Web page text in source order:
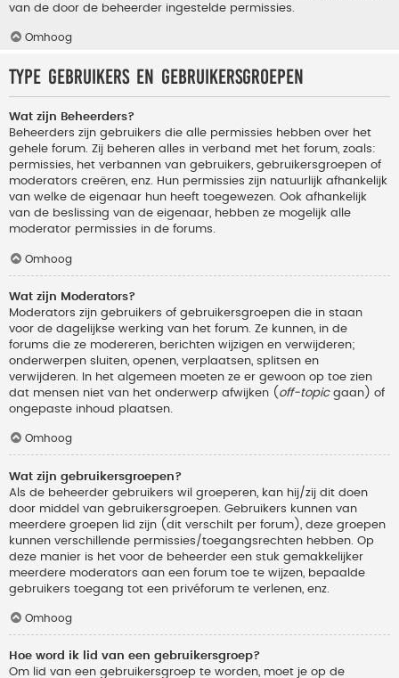
van de door de beheerder ingestelde permissies.
Omhoog
Type gebruikers en gebruikersgroepen
Wat zijn Beheerders?
Beheerders zijn gebruikers die alle permissies hebben over het
gehele forum. Zij beheren alles in verband met het forum, zoals:
permissies, het verbannen van gebruikers, gebruikersgroepen of
moderators creëren, enz. Hun permissies zijn natuurlijk afhankelijk
van welke de eigenaar hun heeft toegewezen. Ook afhankelijk
van de beslissing van de eigenaar, hebben ze mogelijk alle
moderator permissies in de forums.
Omhoog
Wat zijn Moderators?
Moderators zijn gebruikers of gebruikersgroepen die in staan
voor de dagelijkse werking van het forum. Ze kunnen, in de
forums die ze modereren, berichten wijzigen en verwijderen;
onderwerpen sluiten, openen, verplaatsen, splitsen en
verwijderen. In het algemeen moeten ze er gewoon op toe zien
dat mensen niet van het onderwerp afwijken ( off-topicgaan) of
ongepaste inhoud plaatsen.
Omhoog
Wat zijn gebruikersgroepen?
Als de beheerder gebruikers wil groeperen, kan hij/zij dit doen
door middel van gebruikersgroepen. Gebruikers kunnen van
meerdere groepen lid zijn (dit verschilt per forum), deze groepen
kunnen verschillende permissies/toegangsrechten hebben. Op
deze manier is het voor de beheerder een stuk gemakkelijker
meerdere moderators aan een forum toe te wijzen, bepaalde
gebruikers toegang tot een privéforum te verlenen, enz.
Omhoog
Hoe word ik lid van een gebruikersgroep?
Om lid van een gebruikersgroep te worden, moet je op de